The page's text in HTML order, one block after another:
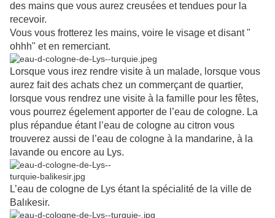
des mains que vous aurez creusées et tendues pour la
recevoir.
Vous vous frotterez les mains, voire le visage et disant "
ohhh" et en remerciant.
Lorsque vous irez rendre visite à un malade, lorsque vous
aurez fait des achats chez un commerçant de quartier,
lorsque vous rendrez une visite à la famille pour les fêtes,
vous pourrez égelement apporter de l’eau de cologne. La
plus répandue étant l’eau de cologne au citron vous
trouverez aussi de l’eau de cologne à la mandarine, à la
lavande ou encore au Lys.
L’eau de cologne de Lys étant la spécialité de la ville de
Balıkesir.